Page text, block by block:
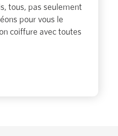
tous, pas seulement
pour vous le
coiffure avec toutes